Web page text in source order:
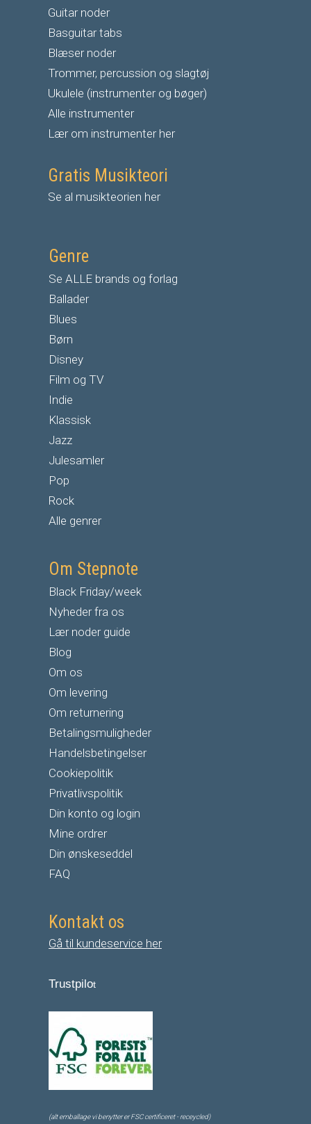
Guitar noder
Basguitar tabs
Blæser noder
Trommer, percussion og slagtøj
Ukulele (instrumenter og bøger)
Alle instrumenter
Lær om instrumenter her
Gratis Musikteori
Se al musikteorien her
Genre
Se ALLE brands og forlag
Ballader
Blues
Børn
Disney
Film og TV
Indie
Klassisk
Jazz
Julesamler
Pop
Rock
Alle genrer
Om Stepnote
Black Friday/week
Nyheder fra os
Lær noder guide
Blog
Om os
Om levering
Om returnering
Betalingsmuligheder
Handelsbetingelser
Cookiepolitik
Privatlivspolitik
Din konto og login
Mine ordrer
Din ønskeseddel
FAQ
Kontakt os
Gå til kundeservice her
Trustpilot
(alt emballage vi benytter er FSC certificeret - receycled)